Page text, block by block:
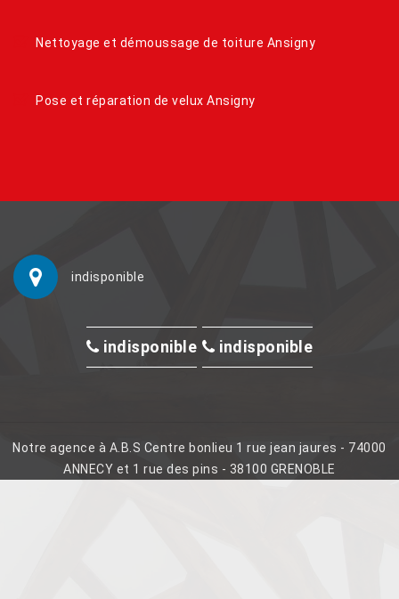
Nettoyage et démoussage de toiture Ansigny
Pose et réparation de velux Ansigny
indisponible
indisponible indisponible
Notre agence à A.B.S Centre bonlieu 1 rue jean jaures - 74000
ANNECY et 1 rue des pins - 38100 GRENOBLE